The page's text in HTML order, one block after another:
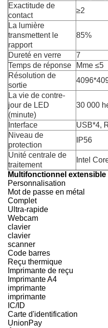
Exactitude de
contact
≥2
La lumière
transmettent le
rapport
85%
Dureté en verre
7
Temps de réponse
Mme ≤5
Résolution de
sortie
La vie de contre-
jour de LED
(minute)
30 000
Interface
USB*4,
Niveau de
protection
IP56
Unité centrale de
traitement
Intel
Multifonctionnel extensible
Personnalisation
Mot de passe en métal
Complet
Ultra-rapide
Webcam
clavier
clavier
scanner
Code barres
Reçu thermique
Imprimante de reçu
Imprimante A4
imprimante
imprimante
IC/ID
Carte d'identification
UnionPay